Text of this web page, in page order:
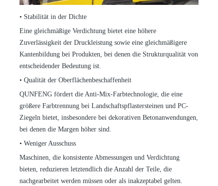
• Stabilität in der Dichte
Eine gleichmäßige Verdichtung bietet eine höhere
Zuverlässigkeit der Druckleistung sowie eine gleichmäßigere
Kantenbildung bei Produkten, bei denen die Strukturqualität von
entscheidender Bedeutung ist.
• Qualität der Oberflächenbeschaffenheit
QUNFENG fördert die Anti-Mix-Farbtechnologie, die eine
größere Farbtrennung bei Landschaftspflastersteinen und PC-
Ziegeln bietet, insbesondere bei dekorativen Betonanwendungen,
bei denen die Margen höher sind.
• Weniger Ausschuss
Maschinen, die konsistente Abmessungen und Verdichtung
bieten, reduzieren letztendlich die Anzahl der Teile, die
nachgearbeitet werden müssen oder als inakzeptabel gelten.